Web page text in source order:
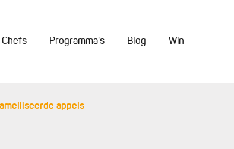
Chefs Programma's Blog Win
appels